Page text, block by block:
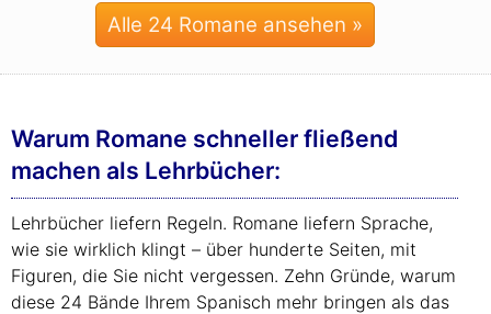
Alle 24 Romane ansehen »
Warum Romane schneller fließend
machen als Lehrbücher:
Lehrbücher liefern Regeln. Romane liefern Sprache,
wie sie wirklich klingt – über hunderte Seiten, mit
Figuren, die Sie nicht vergessen. Zehn Gründe, warum
diese 24 Bände Ihrem Spanisch mehr bringen als das